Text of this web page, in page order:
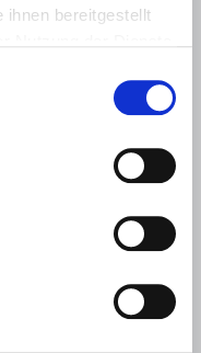
ihnen bereitgestellt